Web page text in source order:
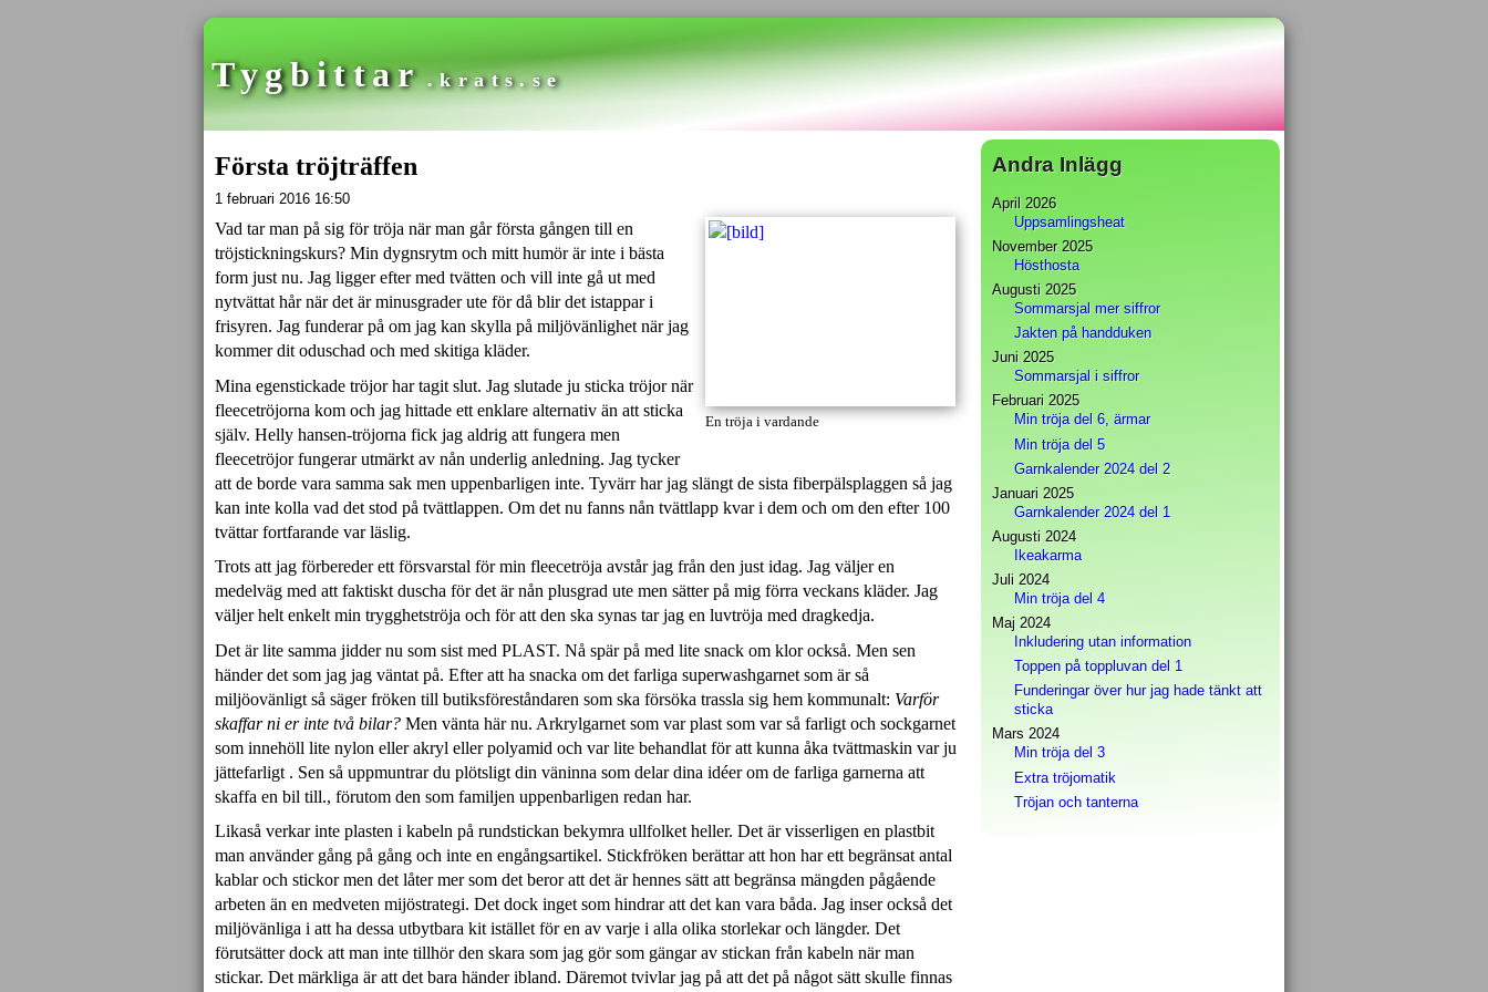
Tygbittar .krats.se
Första tröjträffen
1 februari 2016 16:50
En tröja i vardande
Vad tar man på sig för tröja när man går första gången till en
tröjstickningskurs? Min dygnsrytm och mitt humör är inte i bästa
form just nu. Jag ligger efter med tvätten och vill inte gå ut med
nytvättat hår när det är minusgrader ute för då blir det istappar i
frisyren. Jag funderar på om jag kan skylla på miljövänlighet när jag
kommer dit oduschad och med skitiga kläder.
Mina egenstickade tröjor har tagit slut. Jag slutade ju sticka tröjor när
fleecetröjorna kom och jag hittade ett enklare alternativ än att sticka
själv. Helly hansen-tröjorna fick jag aldrig att fungera men
fleecetröjor fungerar utmärkt av nån underlig anledning. Jag tycker
att de borde vara samma sak men uppenbarligen inte. Tyvärr har jag slängt de sista fiberpälsplaggen så jag
kan inte kolla vad det stod på tvättlappen. Om det nu fanns nån tvättlapp kvar i dem och om den efter 100
tvättar fortfarande var läslig.
Trots att jag förbereder ett försvarstal för min fleecetröja avstår jag från den just idag. Jag väljer en
medelväg med att faktiskt duscha för det är nån plusgrad ute men sätter på mig förra veckans kläder. Jag
väljer helt enkelt min trygghetströja och för att den ska synas tar jag en luvtröja med dragkedja.
Det är lite samma jidder nu som sist med PLAST. Nå spär på med lite snack om klor också. Men sen
händer det som jag jag väntat på. Efter att ha snacka om det farliga superwashgarnet som är så
miljöovänligt så säger fröken till butiksföreståndaren som ska försöka trassla sig hem kommunalt: Varför
skaffar ni er inte två bilar?Men vänta här nu. Arkrylgarnet som var plast som var så farligt och sockgarnet
som innehöll lite nylon eller akryl eller polyamid och var lite behandlat för att kunna åka tvättmaskin var ju
jättefarligt . Sen så uppmuntrar du plötsligt din väninna som delar dina idéer om de farliga garnerna att
skaffa en bil till., förutom den som familjen uppenbarligen redan har.
Likaså verkar inte plasten i kabeln på rundstickan bekymra ullfolket heller. Det är visserligen en plastbit
man använder gång på gång och inte en engångsartikel. Stickfröken berättar att hon har ett begränsat antal
kablar och stickor men det låter mer som det beror att det är hennes sätt att begränsa mängden pågående
arbeten än en medveten mijöstrategi. Det dock inget som hindrar att det kan vara båda. Jag inser också det
miljövänliga i att ha dessa utbytbara kit istället för en av varje i alla olika storlekar och längder. Det
förutsätter dock att man inte tillhör den skara som jag gör som gängar av stickan från kabeln när man
stickar. Det märkliga är att det bara händer ibland. Däremot tvivlar jag på att det på något sätt skulle finnas
Andra Inlägg
April 2026
Uppsamlingsheat
November 2025
Hösthosta
Augusti 2025
Sommarsjal mer siffror
Jakten på handduken
Juni 2025
Sommarsjal i siffror
Februari 2025
Min tröja del 6, ärmar
Min tröja del 5
Garnkalender 2024 del 2
Januari 2025
Garnkalender 2024 del 1
Augusti 2024
Ikeakarma
Juli 2024
Min tröja del 4
Maj 2024
Inkludering utan information
Toppen på toppluvan del 1
Funderingar över hur jag hade tänkt att
sticka
Mars 2024
Min tröja del 3
Extra tröjomatik
Tröjan och tanterna